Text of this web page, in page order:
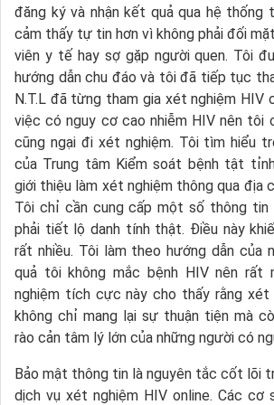
đăng ký và nhận kết quả qua hệ
cảm thấy tự tin hơn vì không phải đối
viên y tế hay sợ gặp người quen. Tôi
hướng dẫn chu đáo và tôi đã tiếp tục
N.T.L đã từng tham gia xét nghiệm HIV
việc có nguy cơ cao nhiễm HIV nên tôi
cũng ngại đi xét nghiệm. Tôi tìm hiểu
của Trung tâm Kiểm soát bệnh tật
giới thiệu làm xét nghiệm thông qua địa
Tôi chỉ cần cung cấp một số thông tin
phải tiết lộ danh tính thật. Điều này
rất nhiều. Tôi làm theo hướng dẫn của
quả tôi không mắc bệnh HIV nên rất
nghiệm tích cực này cho thấy rằng xét
không chỉ mang lại sự thuận tiện mà
rào cản tâm lý lớn của những người có
Bảo mật thông tin là nguyên tắc cốt lõi
dịch vụ xét nghiệm HIV online. Các